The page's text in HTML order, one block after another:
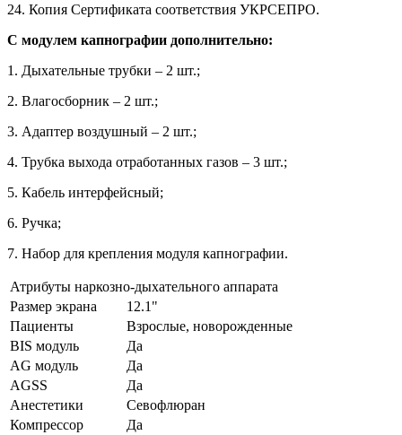
24. Копия Сертификата соответствия УКРСЕПРО.
С модулем капнографии дополнительно:
1. Дыхательные трубки – 2 шт.;
2. Влагосборник – 2 шт.;
3. Адаптер воздушный – 2 шт.;
4. Трубка выхода отработанных газов – 3 шт.;
5. Кабель интерфейсный;
6. Ручка;
7. Набор для крепления модуля капнографии.
Атрибуты наркозно-дыхательного аппарата
Размер экрана
12.1"
Пациенты
Взрослые, новорожденные
BIS модуль
Да
AG модуль
Да
AGSS
Да
Анестетики
Севофлюран
Компрессор
Да